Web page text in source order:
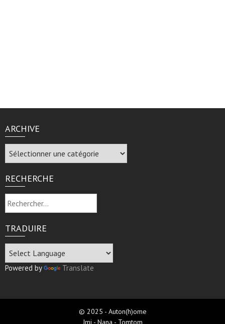
ARCHIVE
Archive
RECHERCHE
Rechercher :
TRADUIRE
Powered by Translate
© 2025 - Auton(h)ome
Jmi - Nana - Tomtom